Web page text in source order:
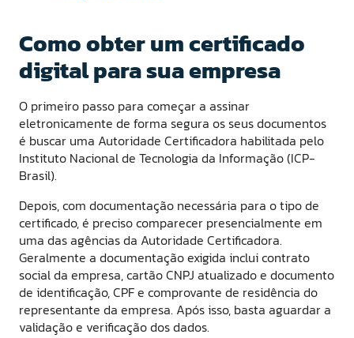
Como obter um certificado
digital para sua empresa
O primeiro passo para começar a assinar
eletronicamente de forma segura os seus documentos
é buscar uma Autoridade Certificadora habilitada pelo
Instituto Nacional de Tecnologia da Informação (ICP-
Brasil).
Depois, com documentação necessária para o tipo de
certificado, é preciso comparecer presencialmente em
uma das agências da Autoridade Certificadora.
Geralmente a documentação exigida inclui contrato
social da empresa, cartão CNPJ atualizado e documento
de identificação, CPF e comprovante de residência do
representante da empresa. Após isso, basta aguardar a
validação e verificação dos dados.